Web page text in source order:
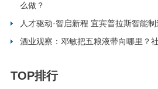
么做？
人才驱动·智启新程 宜宾普拉斯智能
酒业观察：邓敏把五粮液带向哪里？
TOP排行